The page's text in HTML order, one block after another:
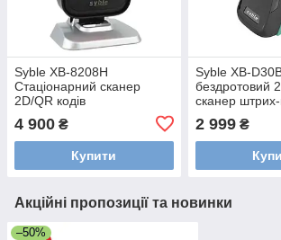
Syble XB-8208H
Стаціонарний сканер
2D/QR кодів
4 900 ₴
Купити
Syble XB-
бездротовий
сканер штрих-
2 999₴
Акційні пропозиції та новинки
–50%